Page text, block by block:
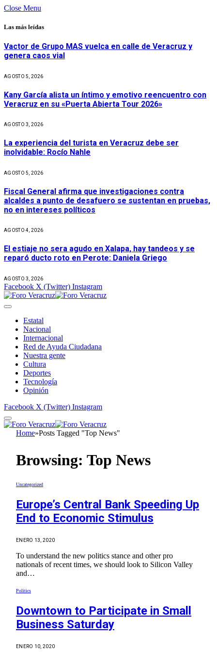
Close Menu
Las más leídas
Vactor de Grupo MAS vuelca en calle de Veracruz y
genera caos vial
AGOSTO 5, 2026
Kany García alista un íntimo y emotivo reencuentro con
Veracruz en su «Puerta Abierta Tour 2026»
AGOSTO 3, 2026
La experiencia del turista en Veracruz debe ser
inolvidable: Rocío Nahle
AGOSTO 5, 2026
Fiscal General afirma que investigaciones contra
alcaldes a punto de desafuero se sustentan en pruebas,
no en intereses políticos
AGOSTO 4, 2026
El estiaje no sera agudo en Xalapa, hay tandeos y se
reparó ducto roto en Perote: Daniela Griego
AGOSTO 3, 2026
Facebook X (Twitter) Instagram
Estatal
Nacional
Internacional
Red de Ayuda Ciudadana
Nuestra gente
Cultura
Deportes
Tecnología
Opinión
Facebook X (Twitter) Instagram
Home»Posts Tagged "Top News"
Browsing: Top News
Uncategorized
Europe’s Central Bank Speeding Up
End to Economic Stimulus
ENERO 13, 2020
To understand the new politics stance and other pro
nationals of recent times, we should look to Silicon Valley
and…
Politics
Downtown to Participate in Small
Business Saturday
ENERO 10, 2020